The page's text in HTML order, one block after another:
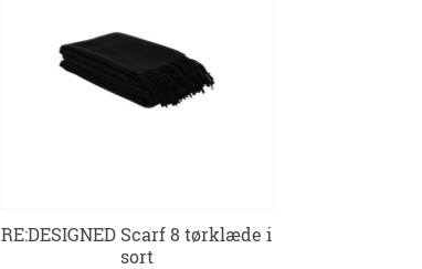
RE:DESIGNED Scarf 8 tørklæde i
sort